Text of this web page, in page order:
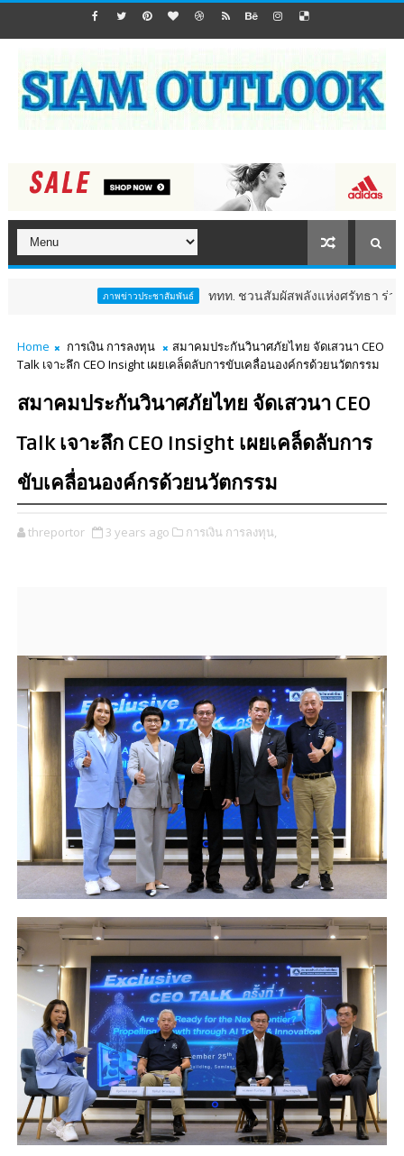
ภาพข่าวประชาสัมพันธ์ ททท. ชวนสัมผัสพลังแห่งศรัทธา ร่วมงาน "ห่มผ้าหล
Home การเงิน การลงทุน
สมาคมประกันวินาศภัยไทย จัดเสวนา CEO
Talk เจาะลึก CEO Insight เผยเคล็ดลับการขับเคลื่อนองค์กรด้วยนวัตกรรม
สมาคมประกันวินาศภัยไทย จัดเสวนา CEO
Talk เจาะลึก CEO Insight เผยเคล็ดลับการ
ขับเคลื่อนองค์กรด้วยนวัตกรรม
threportor 3 years ago การเงิน การลงทุน,